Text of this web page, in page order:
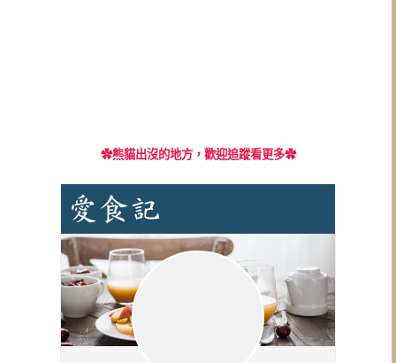
✿熊貓出沒的地方，歡迎追蹤看更多✿